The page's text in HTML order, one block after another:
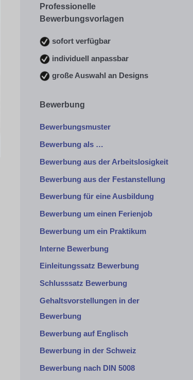
Professionelle
Bewerbungsvorlagen
sofort verfügbar
individuell anpassbar
große Auswahl an Designs
Bewerbung
Bewerbungsmuster
Bewerbung als …
Bewerbung aus der Arbeitslosigkeit
Bewerbung aus der Festanstellung
Bewerbung für eine Ausbildung
Bewerbung um einen Ferienjob
Bewerbung um ein Praktikum
Interne Bewerbung
Einleitungssatz Bewerbung
Schlusssatz Bewerbung
Gehaltsvorstellungen in der
Bewerbung
Bewerbung auf Englisch
Bewerbung in der Schweiz
Bewerbung nach DIN 5008